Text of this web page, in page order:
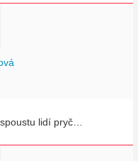
lidí pryč…